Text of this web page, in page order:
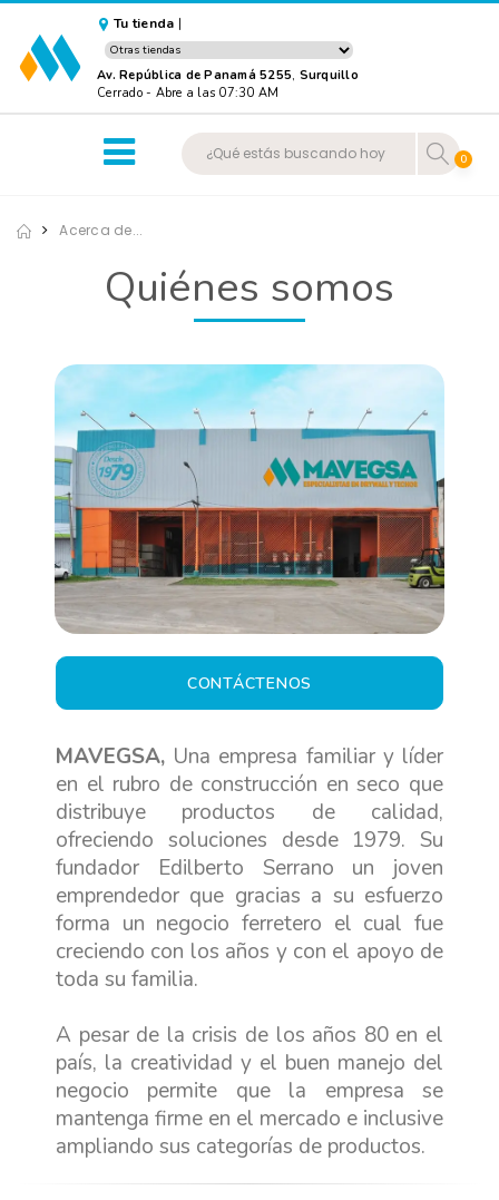
Tu tienda |
Av. República de Panamá 5255, Surquillo
Cerrado- Abre a las 07:30 AM
0
Acerca de...
Quiénes somos
CONTÁCTENOS
MAVEGSA, Una empresa familiar y líder
en el rubro de construcción en seco que
distribuye productos de calidad,
ofreciendo soluciones desde 1979. Su
fundador Edilberto Serrano un joven
emprendedor que gracias a su esfuerzo
forma un negocio ferretero el cual fue
creciendo con los años y con el apoyo de
toda su familia.
A pesar de la crisis de los años 80 en el
país, la creatividad y el buen manejo del
negocio permite que la empresa se
mantenga firme en el mercado e inclusive
ampliando sus categorías de productos.